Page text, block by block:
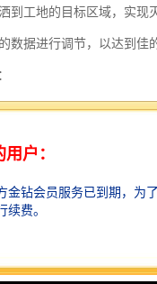
到工地的目标区域，实现
数据进行调节，以达到佳
的环境参数，及时发现问
的数据进行调节，避免浪
和处理工地的环境问题，
联网和传感器技术的应